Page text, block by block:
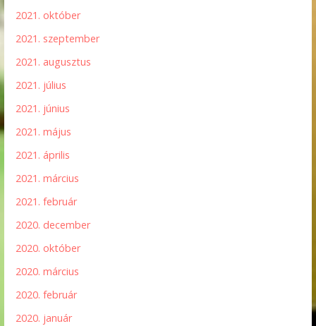
2021. október
2021. szeptember
2021. augusztus
2021. július
2021. június
2021. május
2021. április
2021. március
2021. február
2020. december
2020. október
2020. március
2020. február
2020. január